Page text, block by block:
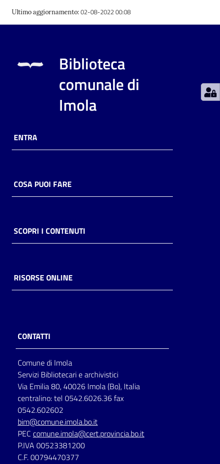
Chiedi al
Avvisi
Ultimo aggiornamento:02-08-2022 00:08
Biblioteca
comunale di
Imola
ENTRA
COSA PUOI FARE
SCOPRI I CONTENUTI
RISORSE ONLINE
CONTATTI
Comune di Imola
Servizi Bibliotecari e archivistici
Via Emilia 80, 40026 Imola (Bo), Italia
centralino: tel 0542.6026.36 fax
0542.602602
bim@comune.imola.bo.it
PEC comune.imola@cert.provincia.bo.it
P.IVA 00523381200
C.F. 00794470377